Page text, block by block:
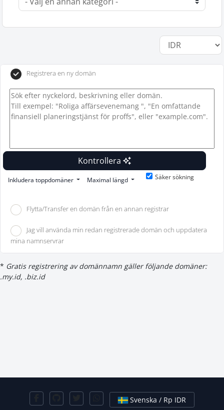
Registrera en ny domän
Kontrollera
Inkludera toppdomäner Maximal längd Säker sökning
Flytta/Transfer en domän från en annan registrar
Jag vill använda min redan registrerade domän och uppdatera
mina namnservrar
* Gratis registrering av domännamn gäller följande domäner:
.my.id, .biz.id
Svenska / Rp IDR